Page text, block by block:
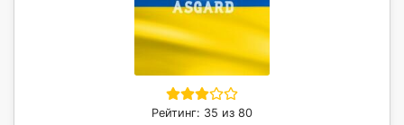
Рейтинг: 35 из 80